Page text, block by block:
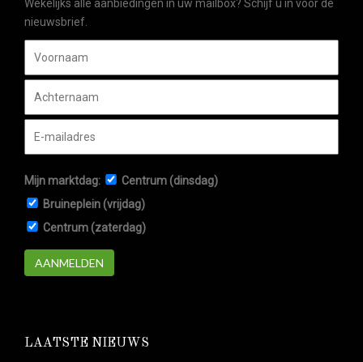
Wekelijks alle aanbiedingen in uw mailbox? Schijf u in voor de
nieuwsbrief.
Mijn marktdag:
Centrum (dinsdag)
Bruineplein (vrijdag)
Centrum (zaterdag)
AANMELDEN
LAATSTE NIEUWS